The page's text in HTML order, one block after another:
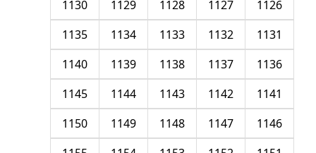
1126
1127
1128
1129
1130
1131
1132
1133
1134
1135
1136
1137
1138
1139
1140
1141
1142
1143
1144
1145
1146
1147
1148
1149
1150